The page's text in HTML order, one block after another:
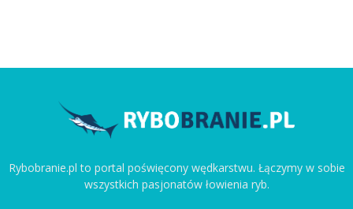
Rybobranie.pl to portal poświęcony wędkarstwu. Łączymy w sobie
wszystkich pasjonatów łowienia ryb.